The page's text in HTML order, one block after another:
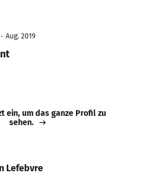
Aug. 2019
ein, um das ganze Profil zu
sehen.
Lefebvre